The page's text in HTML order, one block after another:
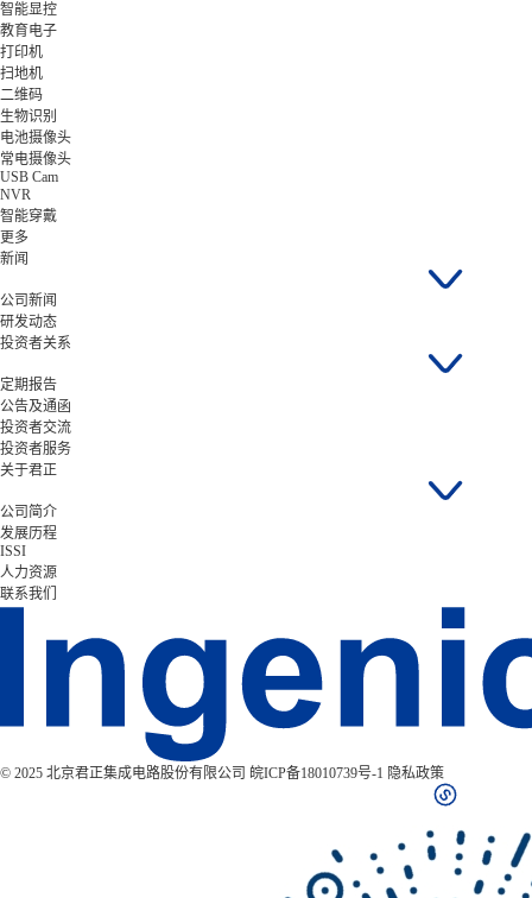
智能显控
教育电子
打印机
扫地机
二维码
生物识别
电池摄像头
常电摄像头
USB Cam
NVR
智能穿戴
更多
新闻
公司新闻
研发动态
投资者关系
定期报告
公告及通函
投资者交流
投资者服务
关于君正
公司简介
发展历程
ISSI
人力资源
联系我们
© 2025 北京君正集成电路股份有限公司 皖ICP备18010739号-1 隐私政策